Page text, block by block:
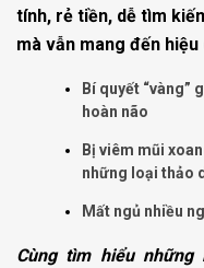
tính, rẻ tiền, dễ tìm
mà vẫn mang đến
Bí quyết “vàng”
hoàn não
Bị viêm mũi
những loại thảo
Mất ngủ nhiều
Cùng tìm hiểu